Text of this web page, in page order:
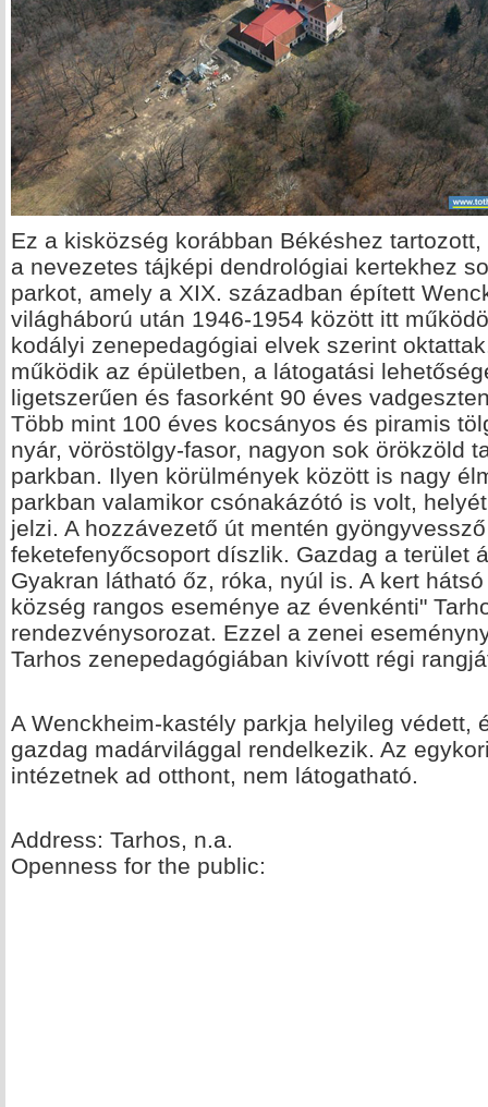
Ez a kisközség korábban Békéshez
a nevezetes tájképi dendrológiai kertekhez
parkot, amely a XIX. században épített
világháború után 1946-1954 között itt
kodályi zenepedagógiai elvek szerint
működik az épületben, a látogatási
ligetszerűen és fasorként 90 éves
Több mint 100 éves kocsányos és piramis
nyár, vöröstölgy-fasor, nagyon sok örökzöld
parkban. Ilyen körülmények között is nagy
parkban valamikor csónakázótó is volt,
jelzi. A hozzávezető út mentén
feketefenyőcsoport díszlik. Gazdag a terület
Gyakran látható őz, róka, nyúl is. A kert
község rangos eseménye az évenkénti"
rendezvénysorozat. Ezzel a zenei
Tarhos zenepedagógiában kivívott régi
A Wenckheim-kastély parkja helyileg védett,
gazdag madárvilággal rendelkezik. Az
intézetnek ad otthont, nem látogatható.
Address: Tarhos, n.a.
Openness for the public: